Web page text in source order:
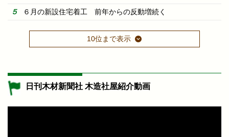
６月の新設住宅着工 前年からの反動増続く
10位まで表示
日刊木材新聞社 木造社屋紹介動画